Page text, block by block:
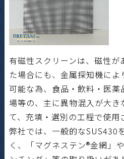
有磁性スクリーンは、磁性が
た場合にも、金属探知機に
可能な為、食品・飲料・医
場等の、主に異物混入が大
て、充填・選別の工程で使用
弊社では、一般的なSUS430
く、「マグネステン®金網」